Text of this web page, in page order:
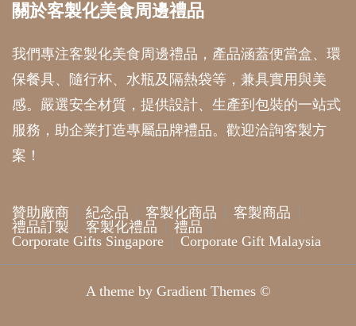
關於客製化美食周邊禮品
我們專注客製化美食周邊禮品，產品涵蓋便當盒、環
保餐具、隨行杯、水瓶及隔熱袋等，兼具實用與美
感。嚴選安全材質，提供設計、生產到包裝的一站式
服務，助企業打造專屬品牌禮品。歡迎洽詢客製方
案！
贊助廠商 紀念品 客製化商品
客製商品
禮品訂製
客製化禮品
禮品
Corporate Gifts Singapore
Corporate Gift Malaysia
A theme by Gradient Themes ©